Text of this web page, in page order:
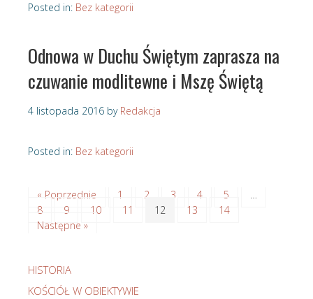
Posted in: Bez kategorii
Odnowa w Duchu Świętym zaprasza na
czuwanie modlitewne i Mszę Świętą
4 listopada 2016 by Redakcja
Posted in: Bez kategorii
« Poprzednie 1 2 3 4 5
…
8
9 10 11 12 13
14
Następne »
HISTORIA
KOŚCIÓŁ W OBIEKTYWIE